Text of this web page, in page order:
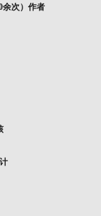
余次）作者